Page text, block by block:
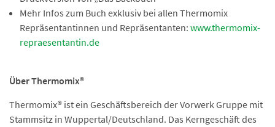
Mehr Infos zum Buch exklusiv bei allen Thermomix
Repräsentantinnen und Repräsentanten: www.thermomix-
repraesentantin.de
Über Thermomix®
Thermomix® ist ein Geschäftsbereich der Vorwerk Gruppe mit
Stammsitz in Wuppertal/Deutschland. Das Kerngeschäft des